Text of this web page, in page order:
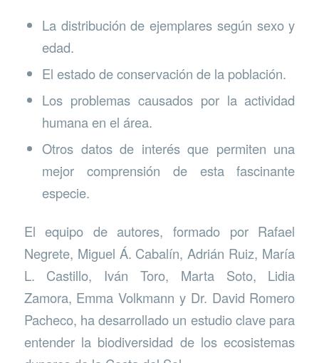
La distribución de ejemplares según sexo y
edad.
El estado de conservación de la población.
Los problemas causados por la actividad
humana en el área.
Otros datos de interés que permiten una
mejor comprensión de esta fascinante
especie.
El equipo de autores, formado por Rafael
Negrete, Miguel Á. Cabalín, Adrián Ruiz, María
L. Castillo, Iván Toro, Marta Soto, Lidia
Zamora, Emma Volkmann y Dr. David Romero
Pacheco, ha desarrollado un estudio clave para
entender la biodiversidad de los ecosistemas